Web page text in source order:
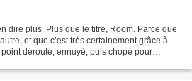
dire plus. Plus que le titre, Room. Parce que
et que c’est très certainement grâce à
dérouté, ennuyé, puis chopé pour